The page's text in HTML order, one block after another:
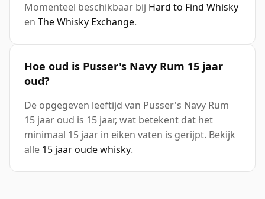
Momenteel beschikbaar bij Hard to Find Whisky
en The Whisky Exchange.
Hoe oud is Pusser's Navy Rum 15 jaar
oud?
De opgegeven leeftijd van Pusser's Navy Rum
15 jaar oud is 15 jaar, wat betekent dat het
minimaal 15 jaar in eiken vaten is gerijpt. Bekijk
alle 15 jaar oude whisky.